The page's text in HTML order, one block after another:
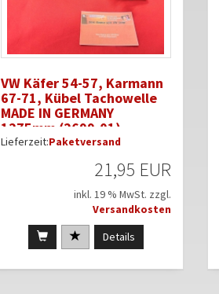
VW Käfer 54-57, Karmann
67-71, Kübel Tachowelle
MADE IN GERMANY
1275mm (2699-01)
Lieferzeit:Paketversand
21,95 EUR
inkl. 19 % MwSt. zzgl.
Versandkosten
Details